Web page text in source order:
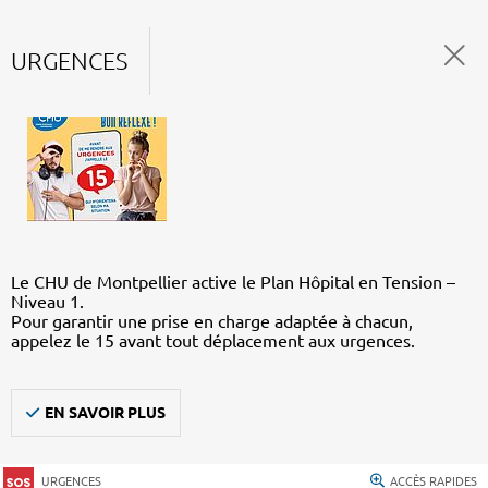
URGENCES
Le CHU de Montpellier active le Plan Hôpital en Tension –
Niveau 1.
Pour garantir une prise en charge adaptée à chacun,
appelez le 15 avant tout déplacement aux urgences.
EN SAVOIR PLUS
URGENCES ACCÈS RAPIDES